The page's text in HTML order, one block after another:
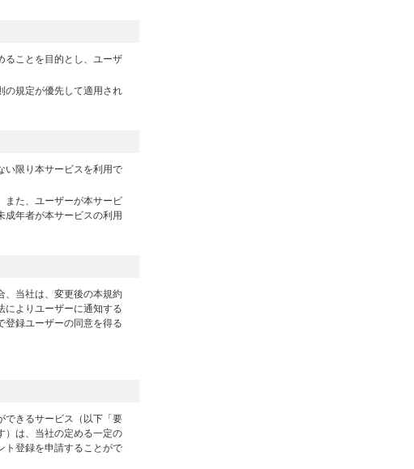
ることを目的とし、ユーザ
の規定が優先して適用され
い限り本サービスを利用で
また、ユーザーが本サービ
成年者が本サービスの利用
、当社は、変更後の本規約
によりユーザーに通知する
登録ユーザーの同意を得る
できるサービス（以下「要
）は、当社の定める一定の
ト登録を申請することがで